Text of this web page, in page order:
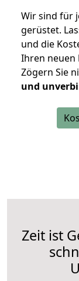
Wir sind für
gerüstet.
und die
Ihren neuen
Zögern Sie
und
Zeit ist